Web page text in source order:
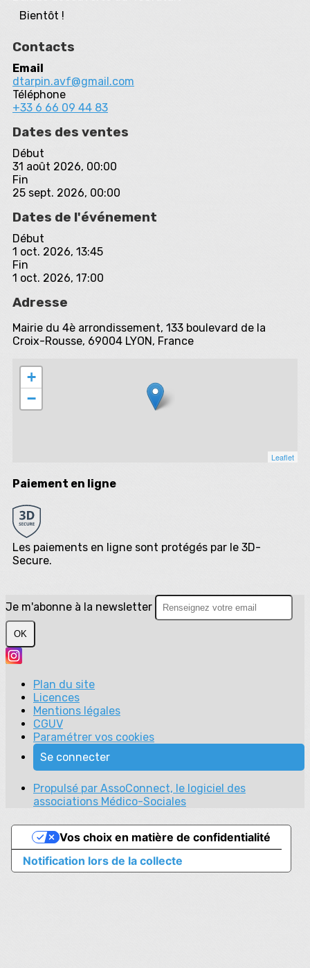
Bientôt !
Contacts
Email
dtarpin.avf@gmail.com
Téléphone
+33 6 66 09 44 83
Dates des ventes
Début
31 août 2026, 00:00
Fin
25 sept. 2026, 00:00
Dates de l'événement
Début
1 oct. 2026, 13:45
Fin
1 oct. 2026, 17:00
Adresse
Mairie du 4è arrondissement, 133 boulevard de la
Croix-Rousse, 69004 LYON, France
+
−
Leaflet
Paiement en ligne
Les paiements en ligne sont protégés par le 3D-
Secure.
Je m'abonne à la newsletter
OK
Plan du site
Licences
Mentions légales
CGUV
Paramétrer vos cookies
Se connecter
Propulsé par AssoConnect, le logiciel des
associations Médico-Sociales
Notification lors de la collecte
Vos choix en matière de confidentialité